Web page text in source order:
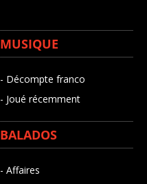
MUSIQUE
- Décompte franco
- Joué récemment
BALADOS
- Affaires